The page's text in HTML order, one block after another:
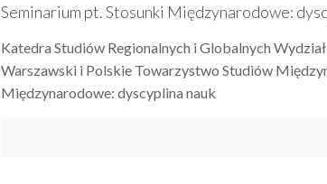
Seminarium pt. Stosunki Międzynarodowe:
Katedra Studiów Regionalnych i Globalnych
Warszawski i Polskie Towarzystwo Studiów
Międzynarodowe: dyscyplina nauk